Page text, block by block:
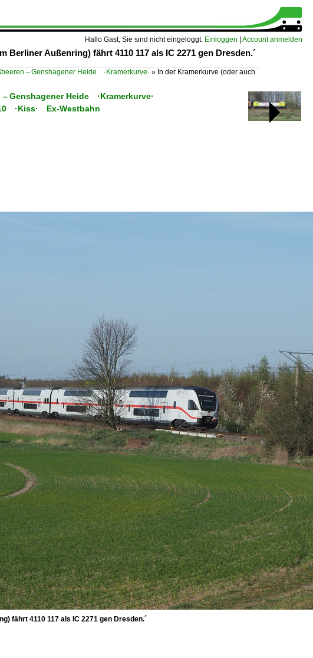
Hallo Gast, Sie sind nicht eingeloggt. Einloggen Account anmelden
Außenring) fährt 4110 117 als IC 2271 gen Dresden.´
– Genshagener Heide ·Kramerkurve· » In der Kramerkurve (oder auch
Genshagener Heide ·Kramerkurve·
·Kiss· Ex-Westbahn
fährt 4110 117 als IC 2271 gen Dresden.´